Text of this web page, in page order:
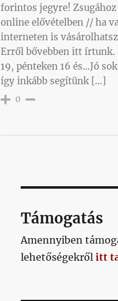
forintos jegyre!
online elővételben // ha
interneten is
Erről bővebben itt írtunk.
19, pénteken 16 és…Jó
így inkább segítünk […]
0
Támogatás
Amennyiben
lehetőségekrőlitt